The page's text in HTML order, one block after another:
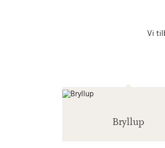
Vi
Bryllup